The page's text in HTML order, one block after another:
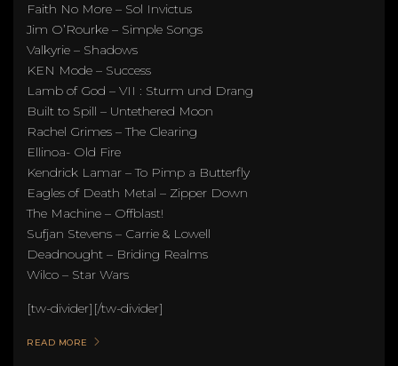
Faith No More – Sol Invictus
Jim O’Rourke – Simple Songs
Valkyrie – Shadows
KEN Mode – Success
Lamb of God – VII : Sturm und Drang
Built to Spill – Untethered Moon
Rachel Grimes – The Clearing
Ellinoa- Old Fire
Kendrick Lamar – To Pimp a Butterfly
Eagles of Death Metal – Zipper Down
The Machine – Offblast!
Sufjan Stevens – Carrie & Lowell
Deadnought – Briding Realms
Wilco – Star Wars
[tw-divider][/tw-divider]
READ MORE